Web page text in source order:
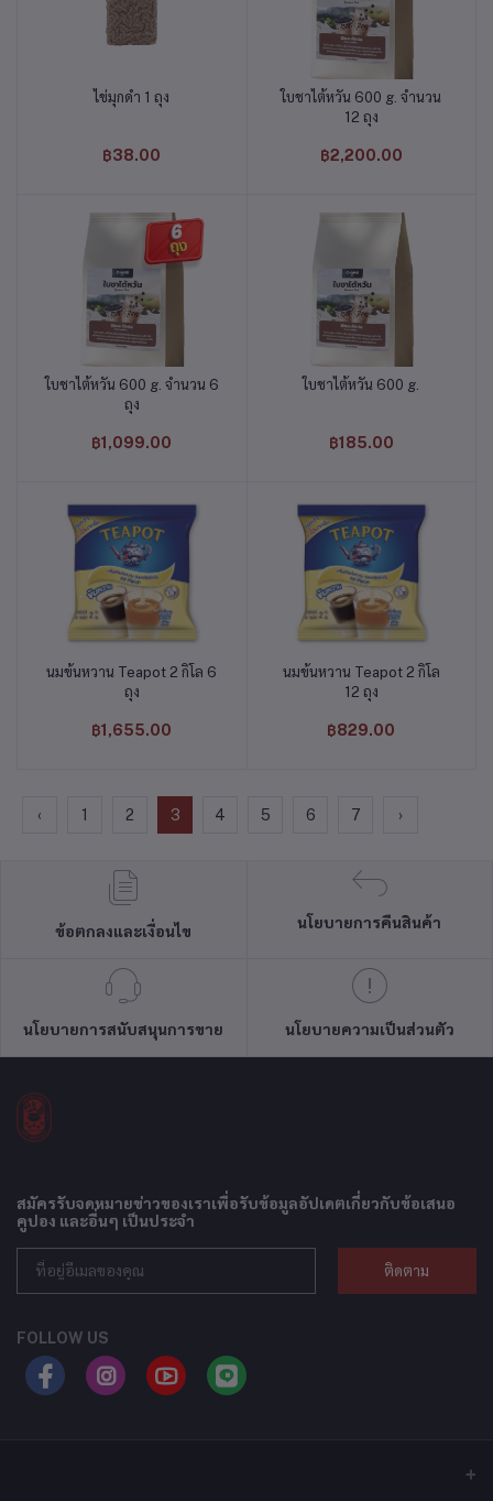
หยิบใส่ตะกร้า
ไข่มุกดำ 1 ถุง
฿38.00
หยิบใส่ตะกร้า
ใบชาไต้หวัน 600 g. จำนวน
12 ถุง
฿2,200.00
หยิบใส่ตะกร้า
ใบชาไต้หวัน 600 g. จำนวน 6
ถุง
฿1,099.00
หยิบใส่ตะกร้า
ใบชาไต้หวัน 600 g.
฿185.00
หยิบใส่ตะกร้า
นมข้นหวาน Teapot 2 กิโล 6
ถุง
฿1,655.00
หยิบใส่ตะกร้า
นมข้นหวาน Teapot 2 กิโล
12 ถุง
฿829.00
‹ 1 2 3 4 5 6 7 ›
ข้อตกลงและเงื่อนไข
นโยบายการคืนสินค้า
นโยบายการสนับสนุนการขาย นโยบายความเป็นส่วนตัว
สมัครรับจดหมายข่าวของเราเพื่อรับข้อมูลอัปเดตเกี่ยวกับข้อเสนอ
คูปอง และอื่นๆ เป็นประจำ
ติดตาม
FOLLOW US